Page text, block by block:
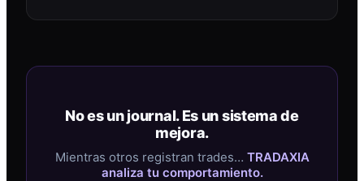
No es un journal. Es un sistema de
mejora.
Mientras otros registran trades… TRADAXIA
analiza tu comportamiento.